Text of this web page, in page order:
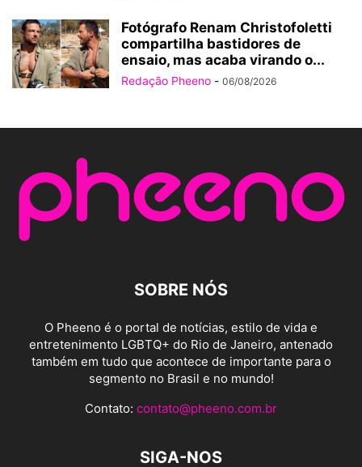
Fotógrafo Renam Christofoletti
compartilha bastidores de
ensaio, mas acaba virando o...
Redação Pheeno - 06/08/2026
SOBRE NÓS
O Pheeno é o portal de notícias, estilo de vida e
entretenimento LGBTQ+ do Rio de Janeiro, antenado
também em tudo que acontece de importante para o
segmento no Brasil e no mundo!
Contato: contato@pheeno.com.br
SIGA-NOS